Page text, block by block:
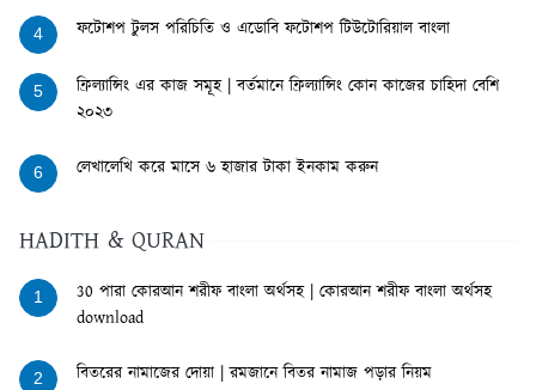
4 ফটোশপ টুলস পরিচিতি ও এডোবি ফটোশপ টিউটোরিয়াল বাংলা
5
ফ্রিল্যান্সিং এর কাজ সমূহ | বর্তমানে ফ্রিল্যান্সিং কোন কাজের চাহিদা বেশি
২০২৩
6 লেখালেখি করে মাসে ৬ হাজার টাকা ইনকাম করুন
HADITH & QURAN
1
30 পারা কোরআন শরীফ বাংলা অর্থসহ | কোরআন শরীফ বাংলা অর্থসহ
download
2 বিতরের নামাজের দোয়া | রমজানে বিতর নামাজ পড়ার নিয়ম